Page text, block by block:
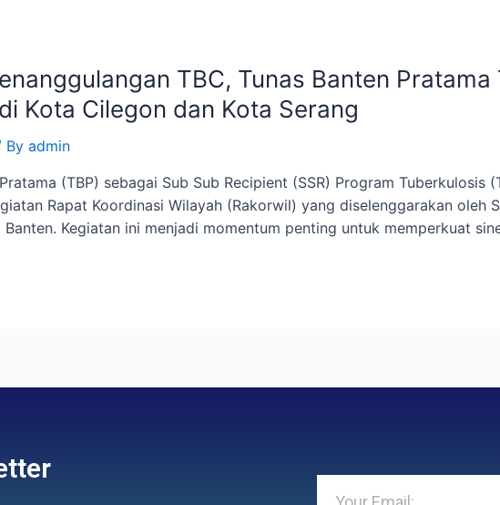
TBC, Tunas Banten
Kota Cilegon dan Kota Serang
By admin
(TBP) sebagai Sub Sub Recipient (SSR) Program Tuberkulosis
Rapat Koordinasi Wilayah (Rakorwil) yang diselenggarakan oleh
Banten. Kegiatan ini menjadi momentum penting untuk memperkuat